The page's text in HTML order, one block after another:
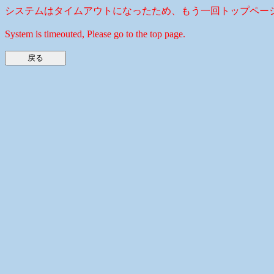
システムはタイムアウトになったため、もう一回トップペー
System is timeouted, Please go to the top page.